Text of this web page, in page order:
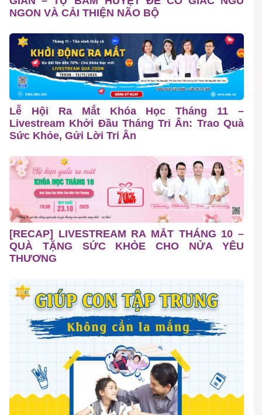
NGON VÀ CẢI THIỆN NÃO BỘ
Lễ Hội Ra Mắt Khóa Học Tháng 11 –
Livestream Khởi Đầu Tháng Tri Ân: Trao Quà
Sức Khỏe, Gửi Lời Tri Ân
[RECAP] LIVESTREAM RA MẮT THÁNG 10 –
QUÀ TẶNG SỨC KHỎE CHO NỬA YÊU
THƯƠNG